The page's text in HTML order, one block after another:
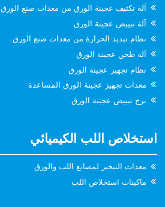
آلة تكثيف عجينة الورق من معدات صنع الورق
آلة تبييض عجينة الورق
نظام تبديد الحرارة من معدات صنع الورق
آلة طحن عجينة الورق
نظام تجهيز عجينة الورق
معدات تجهيز عجينة الورق المساعدة
برج تبييض عجينة الورق
استخلاص اللب الكيميائي
معدات التبخير لمصانع اللب والورق
ماكينات استخلاص اللب